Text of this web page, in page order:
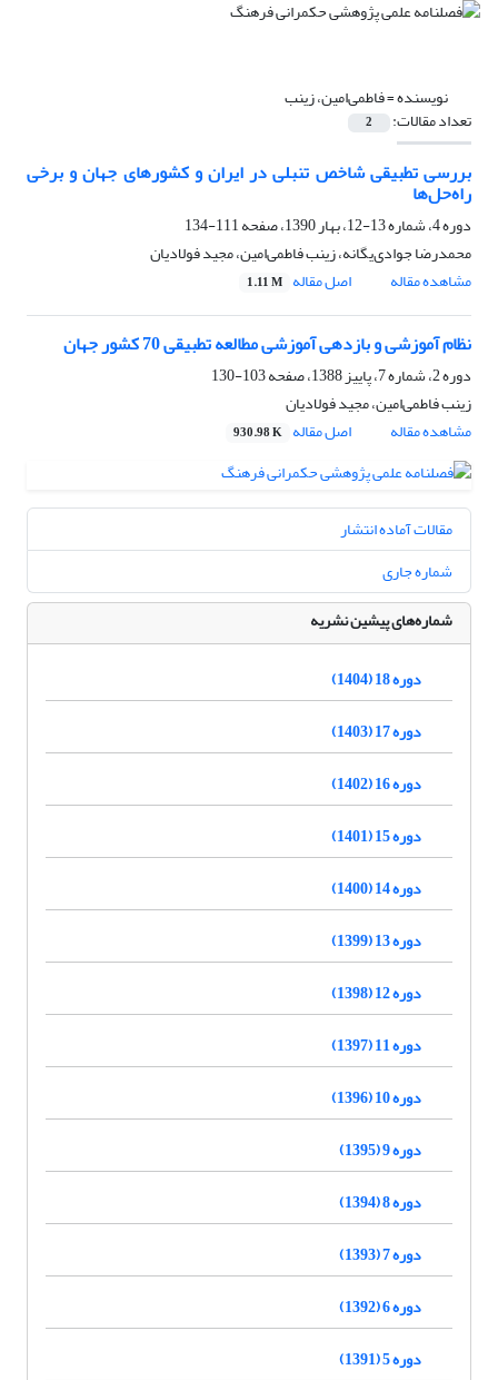
نویسنده =فاطمی‌امین، زینب
تعداد مقالات: 2
بررسی تطبیقی شاخص تنبلی در ایران و کشورهای جهان و برخی
راه‌حل‌ها
دوره 4، شماره 13-12، بهار 1390، صفحه
111-134
محمدرضا جوادی‌یگانه، زینب فاطمی‌امین، مجید فولادیان
مشاهده مقاله
اصل مقاله 1.11 M
نظام آموزشی و بازدهی آموزشی مطالعه تطبیقی 70 کشور جهان
دوره 2، شماره 7، پاییز 1388، صفحه
103-130
زینب فاطمی‌امین، مجید فولادیان
مشاهده مقاله
اصل مقاله 930.98 K
مقالات آماده انتشار
شماره جاری
شماره‌های پیشین نشریه
دوره 18 (1404)
دوره 17 (1403)
دوره 16 (1402)
دوره 15 (1401)
دوره 14 (1400)
دوره 13 (1399)
دوره 12 (1398)
دوره 11 (1397)
دوره 10 (1396)
دوره 9 (1395)
دوره 8 (1394)
دوره 7 (1393)
دوره 6 (1392)
دوره 5 (1391)